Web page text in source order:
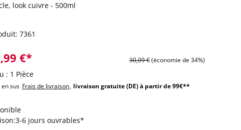
look cuivre - 500ml
7361
€* 30,09 €(économie de 34%)
: 1 Pièce
en sus Frais de livraison, livraison gratuite (DE) à partir de 99€**
6 jours ouvrables*